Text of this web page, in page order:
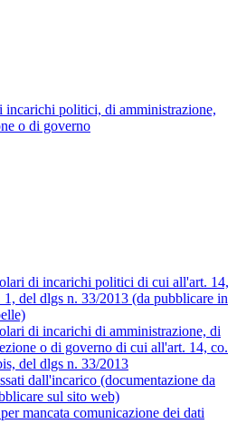
incarichi politici, di amministrazione,
o di governo
di incarichi politici di cui all'art. 14,
1, del dlgs n. 33/2013 (da pubblicare in
di incarichi di amministrazione, di
o di governo di cui all'art. 14, co.
del dlgs n. 33/2013
dall'incarico (documentazione da
sul sito web)
mancata comunicazione dei dati